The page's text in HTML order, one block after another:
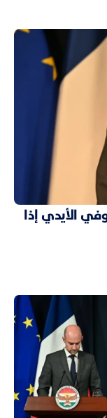
الأيدي إذا